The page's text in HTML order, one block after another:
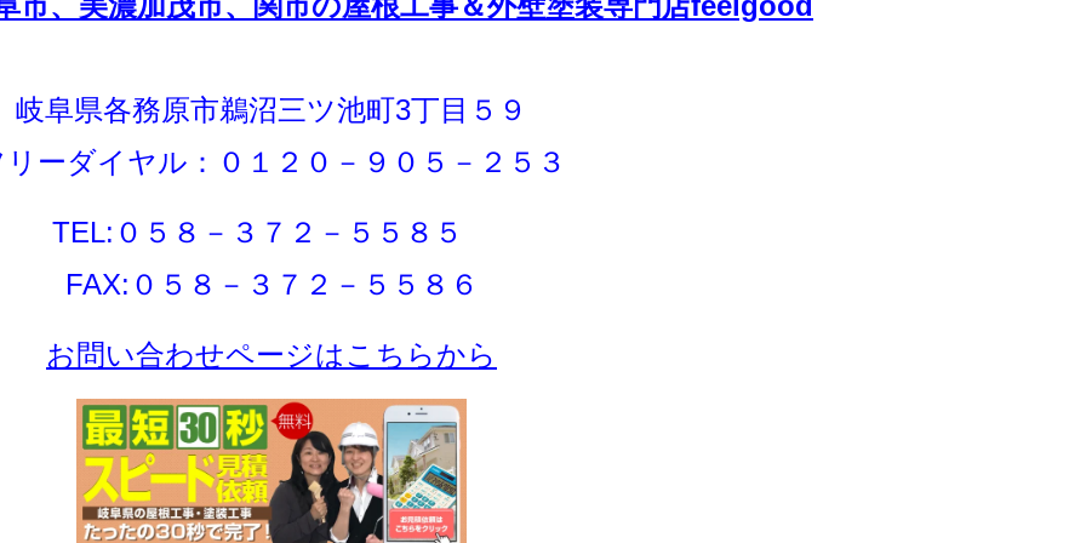
岐阜県各務原市鵜沼三ツ池町3丁目５９
リーダイヤル：０１２０－９０５－２５３
TEL:０５８－３７２－５５８５
FAX:０５８－３７２－５５８６
お問い合わせページはこちらから